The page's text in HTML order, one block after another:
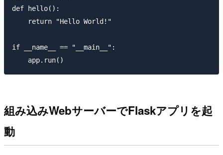
def hello():
    return "Hello World!"
if __name__ == "__main__":
組み込みWebサーバーでFlaskアプリを起
動